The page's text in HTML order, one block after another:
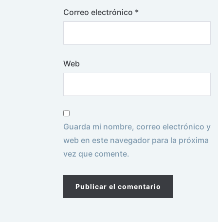
Correo electrónico *
Web
Guarda mi nombre, correo electrónico y
web en este navegador para la próxima
vez que comente.